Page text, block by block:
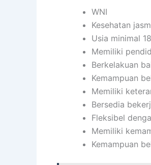
WNI
Kesehatan
Usia minimal
Memiliki
Berkelakuan
Kemampuan
Memiliki
Bersedia
Fleksibel
Memiliki
Kemampuan